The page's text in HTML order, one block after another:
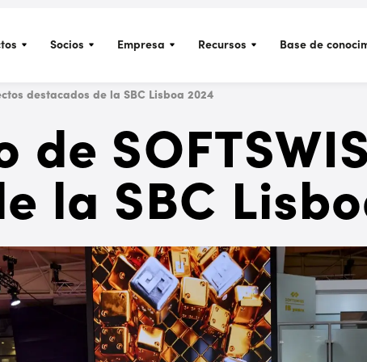
Socios Empresa Recursos Base de
destacados de la SBC Lisboa 2024
la SBC